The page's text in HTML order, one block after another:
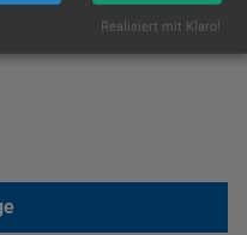
Realisiert mit Klaro!